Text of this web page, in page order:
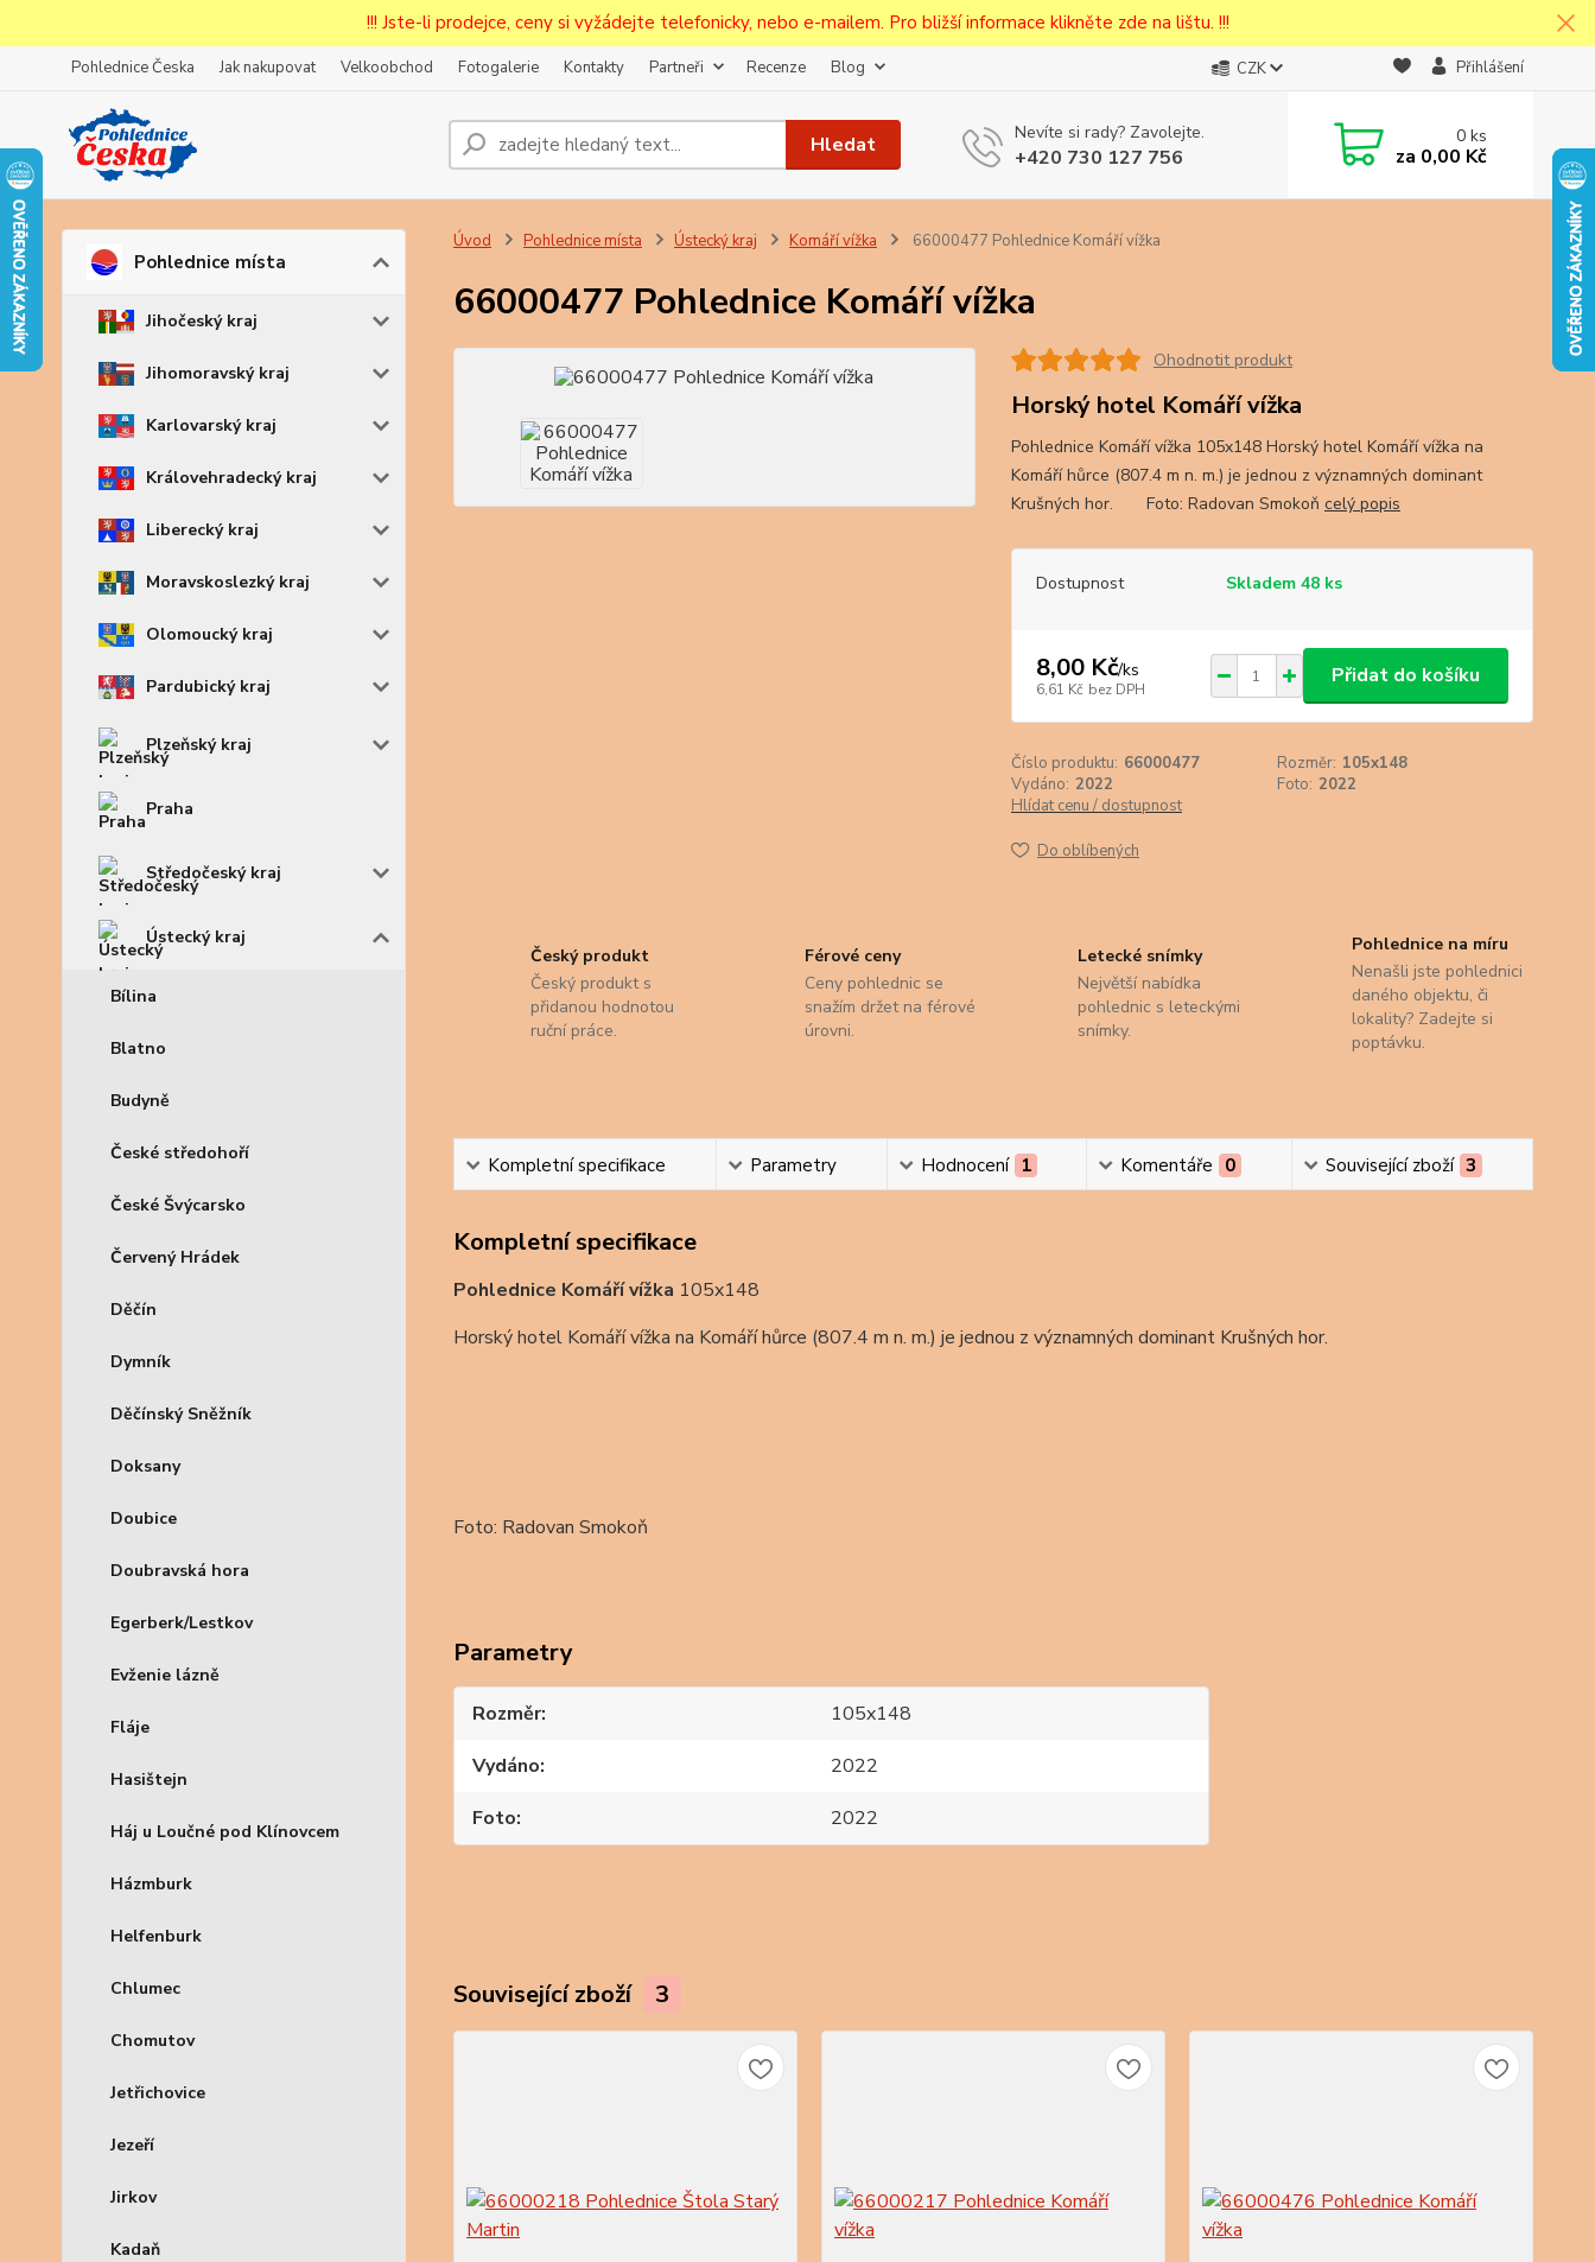
!!! Jste-li prodejce, ceny si vyžádejte telefonicky, nebo e-mailem. Pro bližší informace klikněte zde na lištu. !!!
Pohlednice Česka Jak nakupovat Velkoobchod Fotogalerie Kontakty Partneři Recenze Blog CZK Přihlášení
Hledat Nevíte si rady? Zavolejte.
+420 730 127 756
0ks
za 0,00 Kč
Pohlednice místa
Jihočeský kraj
Jihomoravský kraj
Karlovarský kraj
Královehradecký kraj
Liberecký kraj
Moravskoslezký kraj
Olomoucký kraj
Pardubický kraj
Plzeňský kraj
Praha
Středočeský kraj
Ústecký kraj
Bílina
Blatno
Budyně
České středohoří
České Švýcarsko
Červený Hrádek
Děčín
Dymník
Děčínský Sněžník
Doksany
Doubice
Doubravská hora
Egerberk/Lestkov
Evženie lázně
Fláje
Hasištejn
Háj u Loučné pod Klínovcem
Házmburk
Helfenburk
Chlumec
Chomutov
Jetřichovice
Jezeří
Jirkov
Kadaň
Úvod Pohlednice místa Ústecký kraj Komáří vížka 66000477 Pohlednice Komáří vížka
66000477 Pohlednice Komáří vížka
Ohodnotit produkt
Horský hotel Komáří vížka
Pohlednice Komáří vížka 105x148 Horský hotel Komáří vížka na
Komáří hůrce (807.4 m n. m.) je jednou z významných dominant
Krušných hor. Foto: Radovan Smokoň celý popis
Dostupnost Skladem 48 ks
8,00 Kč/ks
6,61 Kč bez DPH
Přidat do košíku
Číslo produktu: 66000477 Rozměr: 105x148
Vydáno: 2022 Foto: 2022
Hlídat cenu / dostupnost
Do oblíbených
Český produkt
Český produkt s
přidanou hodnotou
ruční práce.
Férové ceny
Ceny pohlednic se
snažím držet na férové
úrovni.
Letecké snímky
Největší nabídka
pohlednic s leteckými
snímky.
Pohlednice na míru
Nenašli jste pohlednici
daného objektu, či
lokality? Zadejte si
poptávku.
Kompletní specifikace Parametry Hodnocení 1 Komentáře 0 Související zboží 3
Kompletní specifikace
Pohlednice Komáří vížka 105x148
Horský hotel Komáří vížka na Komáří hůrce (807.4 m n. m.) je jednou z významných dominant Krušných hor.
Foto: Radovan Smokoň
Parametry
Rozměr
105x148
Vydáno
2022
Foto
2022
Související zboží 3
Prodejcům bude po zaregistrování nastavena sleva, případně upravena cena v
první objednávce.
Souhlasím sezpracováním osobních údajů